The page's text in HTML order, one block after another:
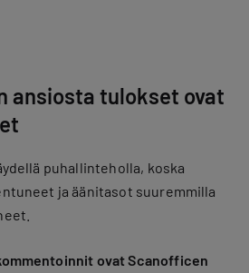
ansiosta tulokset ovat
puhallinteholla, koska
ja äänitasot suuremmilla
ovat Scanofficen